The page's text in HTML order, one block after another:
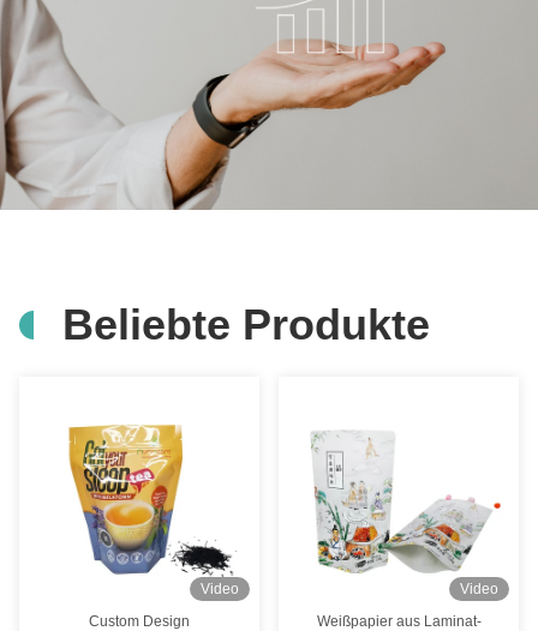
Beliebte Produkte
Video
Custom Design
Video
Weißpapier aus Laminat-